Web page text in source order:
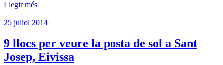
Llegir més
25 juliol 2014
9 llocs per veure la posta de sol a Sant
Josep, Eivissa